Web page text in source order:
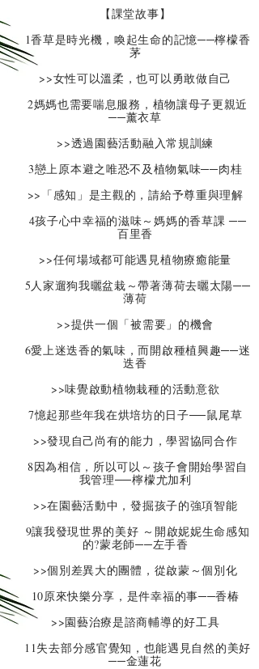
【課堂故事】
1香草是時光機，喚起生命的記憶──檸檬香
茅
>>女性可以溫柔，也可以勇敢做自己
2媽媽也需要喘息服務，植物讓母子更親近
──薰衣草
>>透過園藝活動融入常規訓練
3戀上原本避之唯恐不及植物氣味──肉桂
>>「感知」是主觀的，請給予尊重與理解
4孩子心中幸福的滋味～媽媽的香草課 ──
百里香
>>任何場域都可能遇見植物療癒能量
5人家遛狗我曬盆栽～帶著薄荷去曬太陽──
薄荷
>>提供一個「被需要」的機會
6愛上迷迭香的氣味，而開啟種植興趣──迷
迭香
>>味覺啟動植物栽種的活動意欲
7憶起那些年我在烘培坊的日子──鼠尾草
>>發現自己尚有的能力，學習協同合作
8因為相信，所以可以～孩子會開始學習自
我管理──檸檬尤加利
>>在園藝活動中，發掘孩子的強項智能
9讓我發現世界的美好 ～開啟妮妮生命感知
的?蒙老師──左手香
>>個別差異大的團體，從啟蒙～個別化
10原來快樂分享，是件幸福的事──香椿
>>園藝治療是諮商輔導的好工具
11失去部分感官覺知，也能遇見自然的美好
──金蓮花